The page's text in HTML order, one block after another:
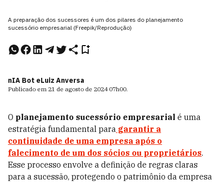
A preparação dos sucessores é um dos pilares do planejamento
sucessório empresarial (Freepik/Reprodução)
nIA Bot eLuiz Anversa
Publicado em 21 de agosto de 2024 07h00.
O planejamento sucessório empresarial é uma
estratégia fundamental para garantir a
continuidade de uma empresa após o
falecimento de um dos sócios ou proprietários.
Esse processo envolve a definição de regras claras
para a sucessão, protegendo o patrimônio da empresa